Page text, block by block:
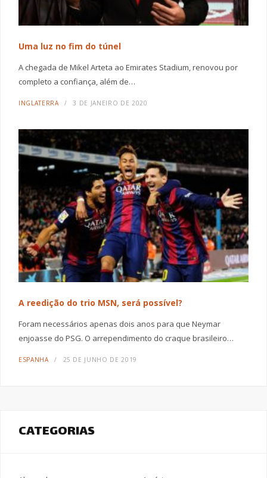
Uma luz no fim do túnel
A chegada de Mikel Arteta ao Emirates Stadium, renovou por
completo a confiança, além de…
INGLATERRA 3 DE JANEIRO DE 2020
A reedição do trio MSN, será possível?
Foram necessários apenas dois anos para que Neymar
enjoasse do PSG. O arrependimento do craque brasileiro…
ESPANHA 25 DE JUNHO DE 2019
CATEGORIAS